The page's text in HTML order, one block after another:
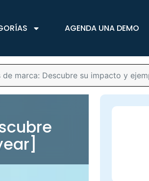
AGENDA UNA DEMO
marca: Descubre su impacto y